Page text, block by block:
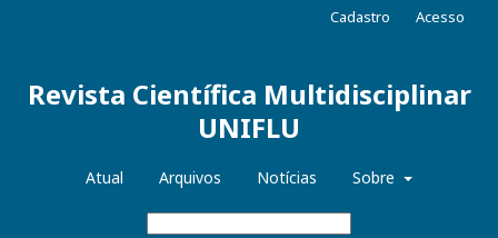
Revista Científica Multidisciplinar
UNIFLU
Atual Arquivos Notícias Sobre
Cadastro Acesso